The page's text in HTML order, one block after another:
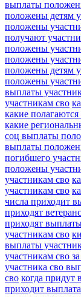
выплаты
положены детям
положены
получают
положены
положены
положены детям
положены
выплаты
участникам сво
какие
какие
соц выплаты
выплаты
погибшего
положены
участникам сво
участникам сво
числа приходит
приходят
приходят
участникам сво
выплаты
участникам сво
участника сво
сво когда придут
приходит